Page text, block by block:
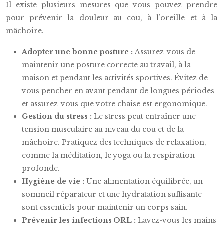
Il existe plusieurs mesures que vous pouvez prendre
pour prévenir la douleur au cou, à l’oreille et à la
mâchoire.
Adopter une bonne posture :Assurez-vous de
maintenir une posture correcte au travail, à la
maison et pendant les activités sportives. Évitez de
vous pencher en avant pendant de longues périodes
et assurez-vous que votre chaise est ergonomique.
Gestion du stress : Le stress peut entraîner une
tension musculaire au niveau du cou et de la
mâchoire. Pratiquez des techniques de relaxation,
comme la méditation, le yoga ou la respiration
profonde.
Hygiène de vie : Une alimentation équilibrée, un
sommeil réparateur et une hydratation suffisante
sont essentiels pour maintenir un corps sain.
Prévenir les infections ORL : Lavez-vous les mains